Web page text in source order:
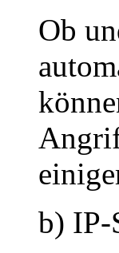
Ob
b) IP-